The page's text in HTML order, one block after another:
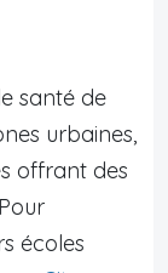
santé de
urbaines,
offrant des
écoles